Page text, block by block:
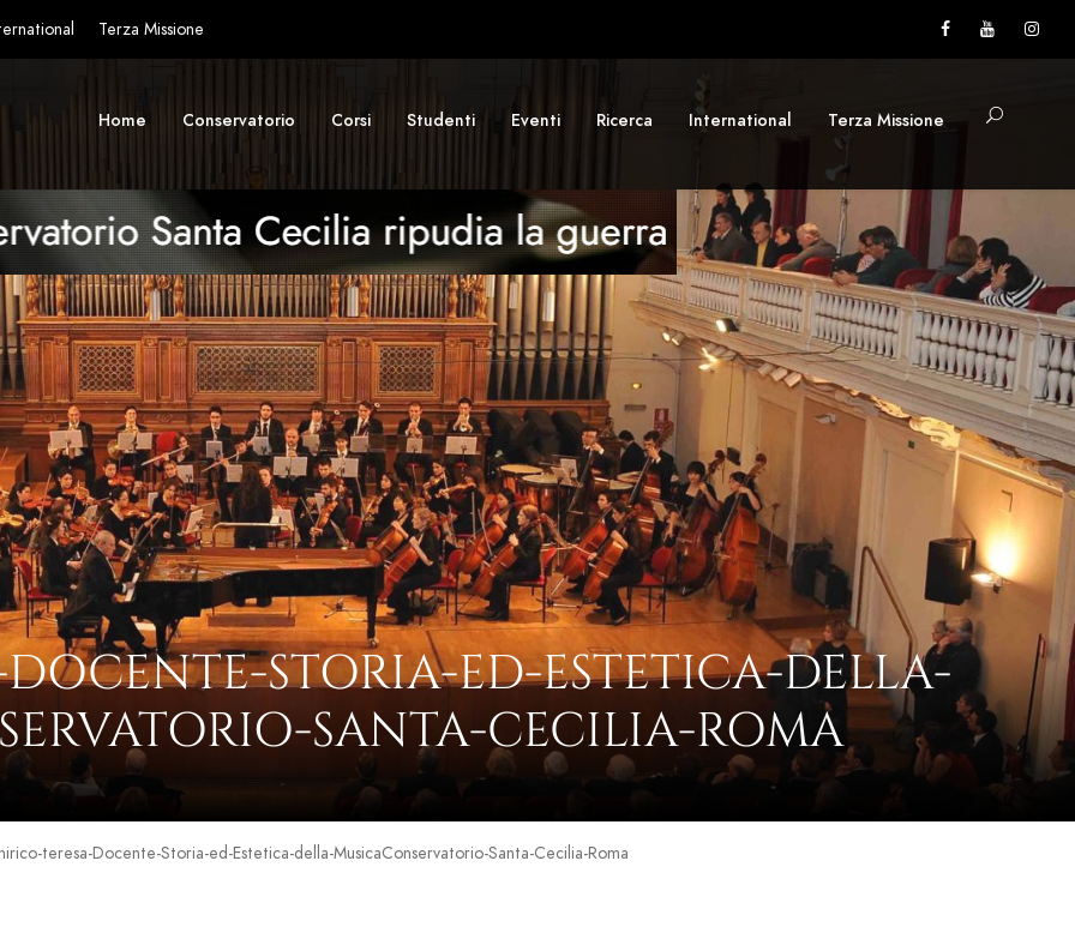
Terza Missione
Home Conservatorio Corsi Studenti Eventi Ricerca International Terza Missione
STORIA-ED-ESTETICA-DELLA-
SANTA-CECILIA-ROMA
teresa-Docente-Storia-ed-Estetica-della-MusicaConservatorio-Santa-Cecilia-Roma